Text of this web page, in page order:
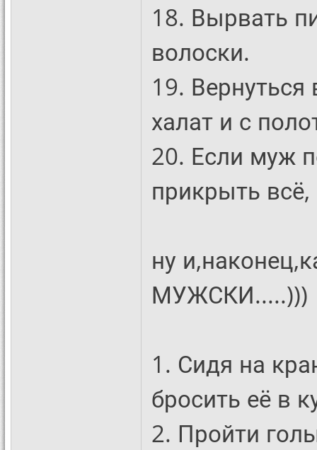
18. Вырвать
волоски.
19.
халат и с
20. Если муж
прикрыть всё,
ну
МУЖСКИ.....)))
1. Сидя на
бросить её в
2. Пройти